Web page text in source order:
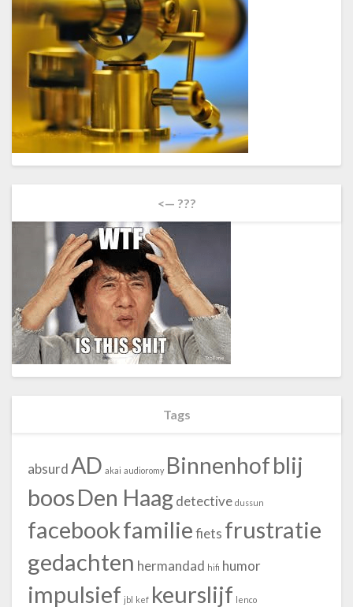
<— ???
Tags
absurdAD akai audioromy Binnenhofblij
boosDen Haagdetective dussun
facebookfamiliefiets frustratie
gedachten hermandad hifi humor
impulsief jbl kef keurslijf lenco